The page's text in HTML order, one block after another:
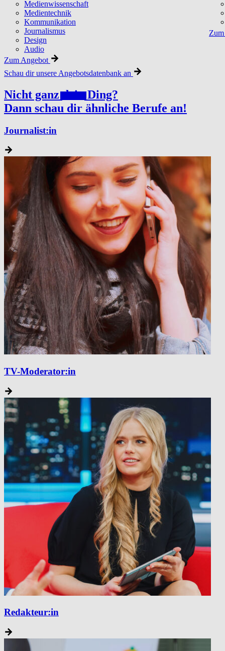
Medienwissenschaft
Medientechnik
Kommunikation
Journalismus
Design
Audio
Zum Angebot
Schau dir unsere Angebotsdatenbank an
Nicht ganzdeinDing?
Dann schau dir ähnliche Berufe an!
Journalist:in
TV-Moderator:in
Redakteur:in